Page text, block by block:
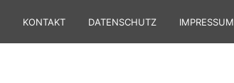
KONTAKT DATENSCHUTZ IMPRESSUM